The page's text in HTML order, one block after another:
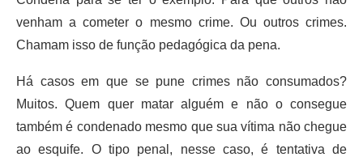
venham a cometer o mesmo crime. Ou outros crimes.
Chamam isso de função pedagógica da pena.
Há casos em que se pune crimes não consumados?
Muitos. Quem quer matar alguém e não o consegue
também é condenado mesmo que sua vítima não chegue
ao esquife. O tipo penal, nesse caso, é tentativa de